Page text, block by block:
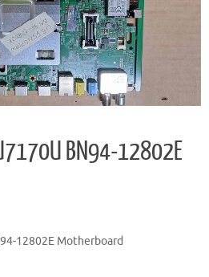
BN94-12802E
12802E Motherboard